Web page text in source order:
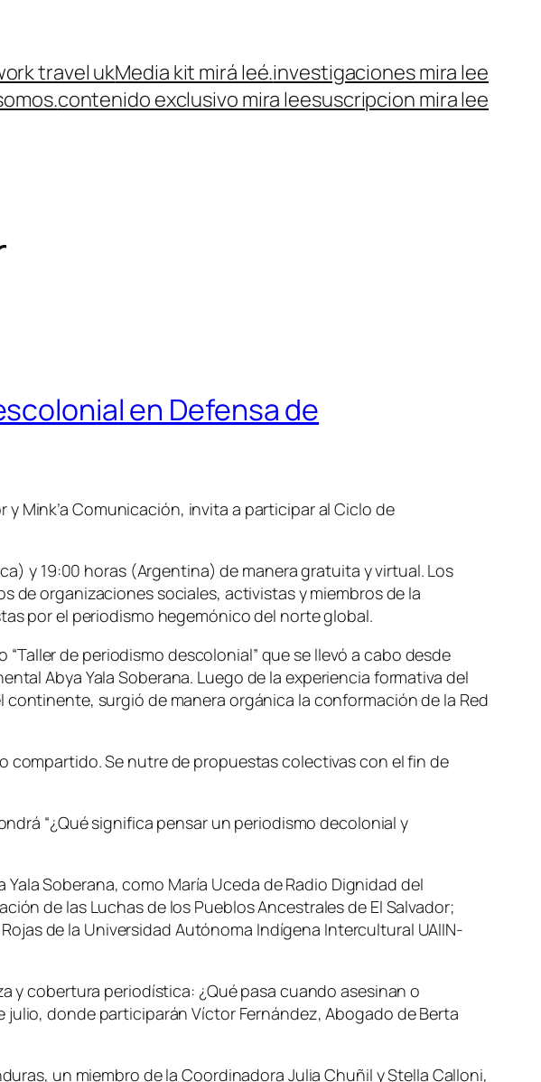
travel ukMedia kit mirá leé.investigaciones mira lee
contenido exclusivo mira leesuscripcion mira lee
en Defensa de
Mink’a Comunicación, invita a participar al Ciclo de
y 19:00 horas (Argentina) de manera gratuita y virtual. Los
organizaciones sociales, activistas y miembros de la
por el periodismo hegemónico del norte global.
de periodismo descolonial” que se llevó a cabo desde
Abya Yala Soberana. Luego de la experiencia formativa del
surgió de manera orgánica la conformación de la Red
compartido. Se nutre de propuestas colectivas con el fin de
“¿Qué significa pensar un periodismo decolonial y
Soberana, como María Uceda de Radio Dignidad del
de las Luchas de los Pueblos Ancestrales de El Salvador;
de la Universidad Autónoma Indígena Intercultural UAIIN-
y cobertura periodística: ¿Qué pasa cuando asesinan o
julio, donde participarán Víctor Fernández, Abogado de Berta
un miembro de la Coordinadora Julia Chuñil y Stella Calloni,